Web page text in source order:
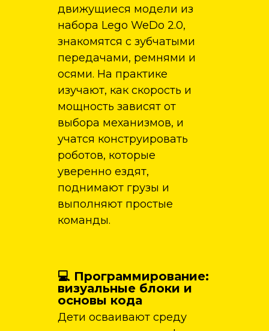
💻 Программирование:
визуальные блоки и
основы кода
Дети осваивают среду
движущиеся модели из
набора Lego WeDo 2.0,
знакомятся с зубчатыми
передачами, ремнями и
осями. На практике
изучают, как скорость и
мощность зависят от
выбора механизмов, и
учатся конструировать
роботов, которые
уверенно ездят,
поднимают грузы и
выполняют простые
команды.